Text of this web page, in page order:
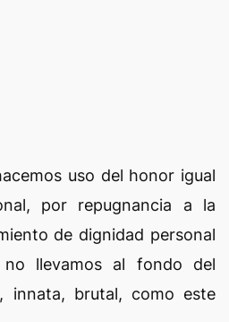
uso del honor igual
por repugnancia a la
de dignidad personal
llevamos al fondo del
innata, brutal, como este